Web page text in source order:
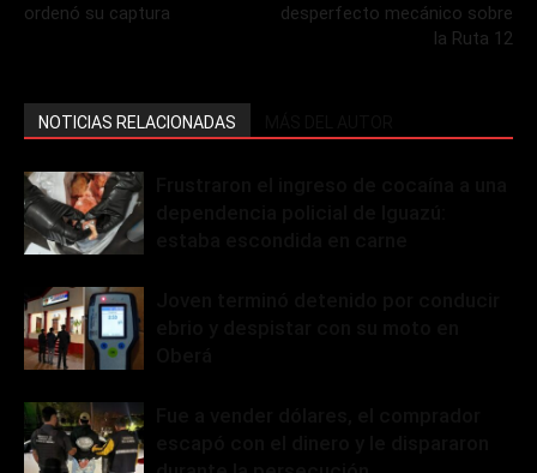
ordenó su captura
desperfecto mecánico sobre
la Ruta 12
NOTICIAS RELACIONADAS